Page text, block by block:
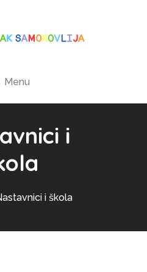
Menu
i
i škola